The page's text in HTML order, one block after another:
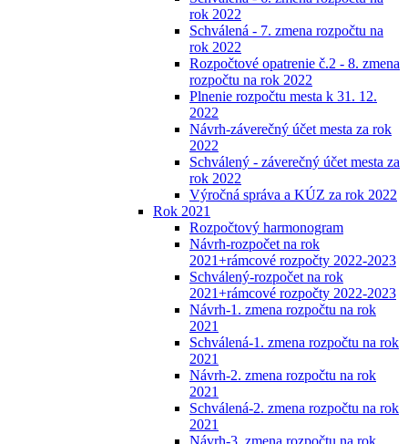
rok 2022
Schválená - 7. zmena rozpočtu na
rok 2022
Rozpočtové opatrenie č.2 - 8. zmena
rozpočtu na rok 2022
Plnenie rozpočtu mesta k 31. 12.
2022
Návrh-záverečný účet mesta za rok
2022
Schválený - záverečný účet mesta za
rok 2022
Výročná správa a KÚZ za rok 2022
Rok 2021
Rozpočtový harmonogram
Návrh-rozpočet na rok
2021+rámcové rozpočty 2022-2023
Schválený-rozpočet na rok
2021+rámcové rozpočty 2022-2023
Návrh-1. zmena rozpočtu na rok
2021
Schválená-1. zmena rozpočtu na rok
2021
Návrh-2. zmena rozpočtu na rok
2021
Schválená-2. zmena rozpočtu na rok
2021
Návrh-3. zmena rozpočtu na rok